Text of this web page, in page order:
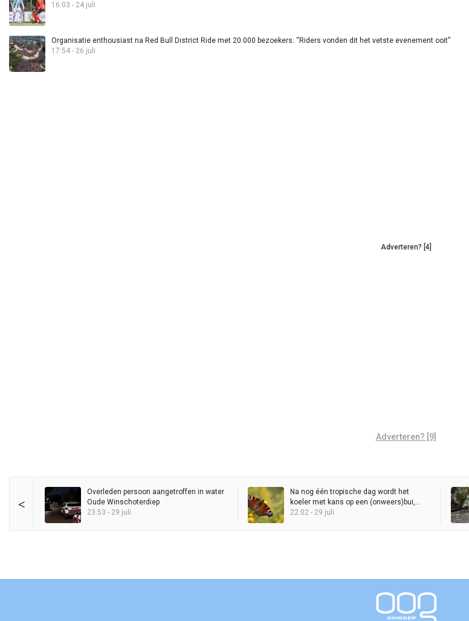
16:03 - 24 juli
Organisatie enthousiast na Red Bull District Ride met 20.000 bezoekers: “Riders vonden dit het vetste evenement ooit”
17:54 - 26 juli
Adverteren? [4]
Adverteren? [9]
<
Overleden persoon aangetroffen in water
Oude Winschoterdiep
23:53 - 29 juli
Na nog één tropische dag wordt het
koeler met kans op een (onweers)bui,
maar zomer blijft in het zadel
22:02 - 29 juli